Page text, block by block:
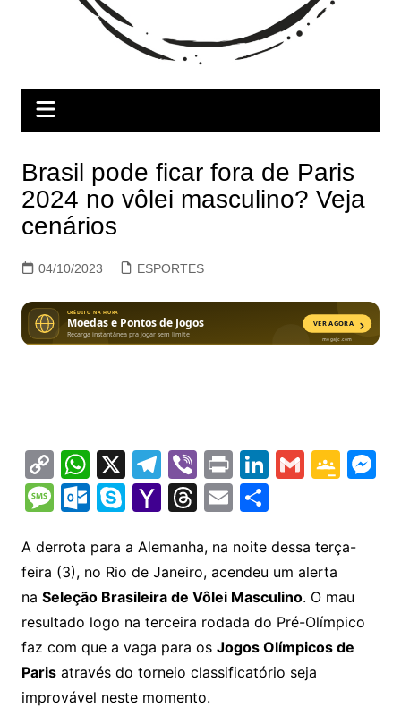
Brasil pode ficar fora de Paris
2024 no vôlei masculino? Veja
cenários
04/10/2023 ESPORTES
C
o
p
y
Li
n
k
W
h
at
s
A
p
p
X T
el
e
gr
a
m
Vi
b
er
Pr
in
t
Li
n
k
e
dI
n
G
l
G
gl
Cl
a
s
M
M
s
s
a
g
e
O
lo
o
k.
c
o
m
S
y
p
e
Y
h
o
o
M
ai
l
T
e
a
d
s
E
ai
l
S
ar
e
A derrota para a Alemanha, na noite dessa terça-
feira (3), no Rio de Janeiro, acendeu um alerta
na Seleção Brasileira de Vôlei Masculino. O mau
resultado logo na terceira rodada do Pré-Olímpico
faz com que a vaga para os Jogos Olímpicos de
Parisatravés do torneio classificatório seja
improvável neste momento.